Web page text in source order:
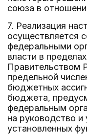
союза в
7. Реализация
осуществляется
федеральными
власти в
Правительством
предельной
бюджетных
бюджета,
федеральным
на руководство и
установленных